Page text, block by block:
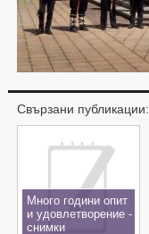
Свързани публикации:
Много години опит
и удовлетворение -
снимки